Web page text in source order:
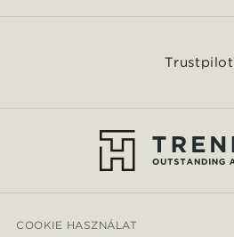
Trustpilot
COOKIE HASZNÁLAT